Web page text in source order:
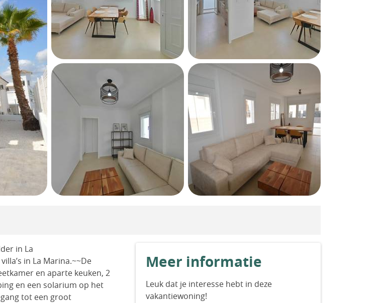
in La
in La Marina.~~De
en aparte keuken, 2
en een solarium op het
tot een groot
Meer informatie
Leuk dat je interesse hebt in deze
vakantiewoning!